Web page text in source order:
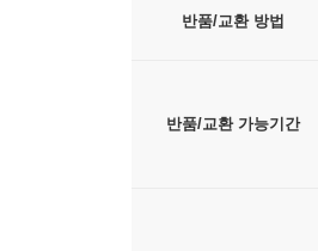
반품/교환 방법
반품/교환 가능기간